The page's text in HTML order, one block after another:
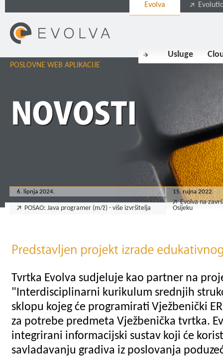
Evolva
POSLOVNE WEB APLIKACIJE
Usluge
6. lipnja 2024. 15. rujna 2022.
POSAO: Java programer (m/ž) - više izvršitelja
Evolva na
Osijeku
Tvrtka Evolva sudjeluje kao partner na
"Interdisciplinarni kurikulum srednjih
sklopu kojeg će programirati Vježbenički
za potrebe predmeta Vježbenička tvrtka.
integrirani informacijski sustav koji će
savladavanju gradiva iz poslovanja